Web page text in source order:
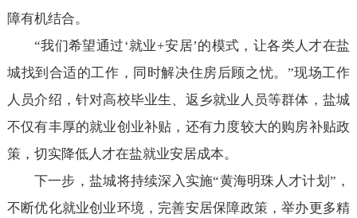
障有机结合。
“我们希望通过‘就业+安居’的模式，让各类人才在盐
城找到合适的工作，同时解决住房后顾之忧。”现场工作
人员介绍，针对高校毕业生、返乡就业人员等群体，盐城
不仅有丰厚的就业创业补贴，还有力度较大的购房补贴政
策，切实降低人才在盐就业安居成本。
下一步，盐城将持续深入实施“黄海明珠人才计划”，
不断优化就业创业环境，完善安居保障政策，举办更多精